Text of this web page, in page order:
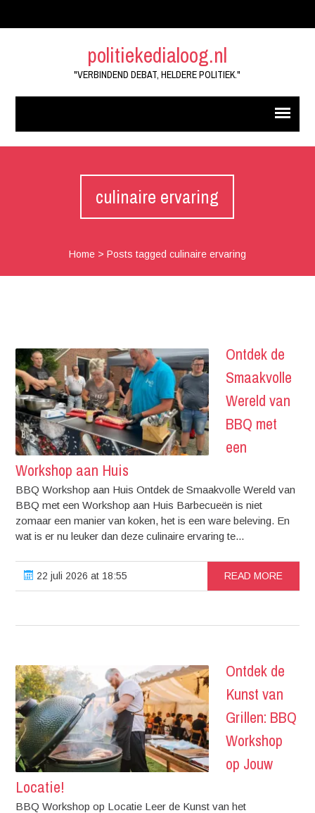
politiekedialoog.nl
"VERBINDEND DEBAT, HELDERE POLITIEK."
culinaire ervaring
Home> Posts tagged culinaire ervaring
Ontdek de
Smaakvolle
Wereld van
BBQ met
een
Workshop aan Huis
BBQ Workshop aan Huis Ontdek de Smaakvolle Wereld van
BBQ met een Workshop aan Huis Barbecueën is niet
zomaar een manier van koken, het is een ware beleving. En
wat is er nu leuker dan deze culinaire ervaring te...
22 juli 2026 at 18:55 READ MORE
Ontdek de
Kunst van
Grillen: BBQ
Workshop
op Jouw
Locatie!
BBQ Workshop op Locatie Leer de Kunst van het